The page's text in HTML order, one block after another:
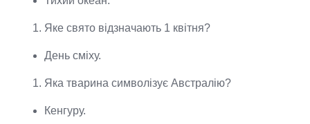
Яке свято відзначають 1 квітня?
День сміху.
Яка тварина символізує Австралію?
Кенгуру.